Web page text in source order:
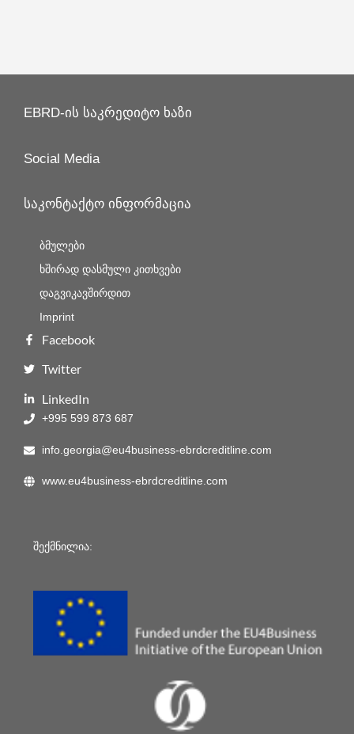
EBRD-ის საკრედიტო ხაზი
Social Media
საკონტაქტო ინფორმაცია
ბმულები
ხშირად დასმული კითხვები
დაგვიკავშირდით
Imprint
Facebook
Twitter
LinkedIn
+995 599 873 687
info.georgia@eu4business-ebrdcreditline.com
www.eu4business-ebrdcreditline.com
შექმნილია: